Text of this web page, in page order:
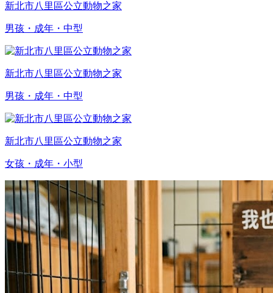
新北市八里區公立動物之家
男孩・成年・中型
新北市八里區公立動物之家
男孩・成年・中型
新北市八里區公立動物之家
女孩・成年・小型